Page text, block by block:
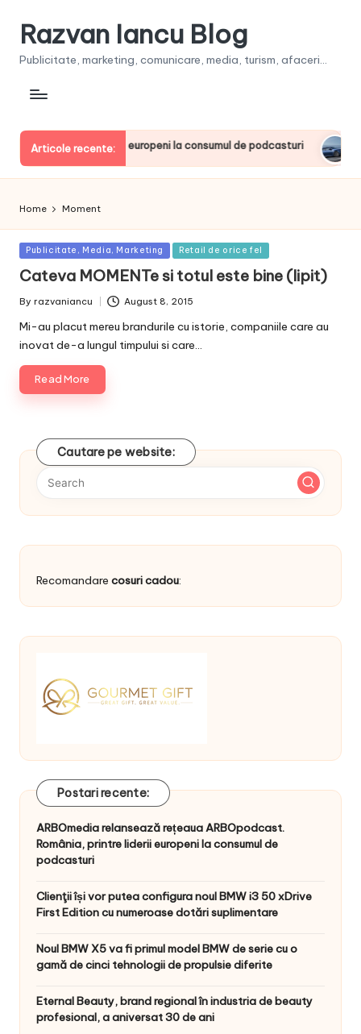
Razvan Iancu Blog
Publicitate, marketing, comunicare, media, turism, afaceri...
Articole recente:
printre liderii europeni la consumul de podcasturi
June
Home Moment
Posted
Publicitate, Media, Marketing Retail de orice fel
Cateva MOMENTe si totul este bine (lipit)
Posted
By razvaniancu August 8, 2015
Mi-au placut mereu brandurile cu istorie, companiile care au
inovat de-a lungul timpului si care…
Read More
Cautare pe website:
Recomandare cosuri cadou:
Postari recente:
ARBOmedia relansează rețeaua ARBOpodcast.
România, printre liderii europeni la consumul de
podcasturi
Clienţii își vor putea configura noul BMW i3 50 xDrive
First Edition cu numeroase dotări suplimentare
Noul BMW X5 va fi primul model BMW de serie cu o
gamă de cinci tehnologii de propulsie diferite
Eternal Beauty, brand regional în industria de beauty
profesional, a aniversat 30 de ani